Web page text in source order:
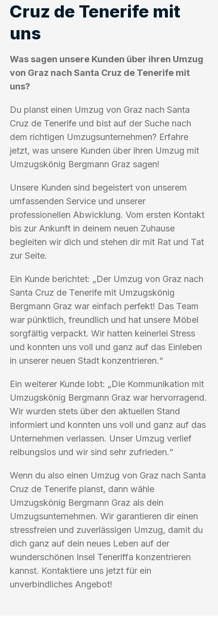
Cruz de Tenerife mit
uns
Was sagen unsere Kunden über ihren Umzug
von Graz nach Santa Cruz de Tenerife mit
uns?
Du planst einen Umzug von Graz nach Santa
Cruz de Tenerife und bist auf der Suche nach
dem richtigen Umzugsunternehmen? Erfahre
jetzt, was unsere Kunden über ihren Umzug mit
Umzugskönig Bergmann Graz sagen!
Unsere Kunden sind begeistert von unserem
umfassenden Service und unserer
professionellen Abwicklung. Vom ersten Kontakt
bis zur Ankunft in deinem neuen Zuhause
begleiten wir dich und stehen dir mit Rat und Tat
zur Seite.
Ein Kunde berichtet: „Der Umzug von Graz nach
Santa Cruz de Tenerife mit Umzugskönig
Bergmann Graz war einfach perfekt! Das Team
war pünktlich, freundlich und hat unsere Möbel
sorgfältig verpackt. Wir hatten keinerlei Stress
und konnten uns voll und ganz auf das Einleben
in unserer neuen Stadt konzentrieren.“
Ein weiterer Kunde lobt: „Die Kommunikation mit
Umzugskönig Bergmann Graz war hervorragend.
Wir wurden stets über den aktuellen Stand
informiert und konnten uns voll und ganz auf das
Unternehmen verlassen. Unser Umzug verlief
reibungslos und wir sind sehr zufrieden.“
Wenn du also einen Umzug von Graz nach Santa
Cruz de Tenerife planst, dann wähle
Umzugskönig Bergmann Graz als dein
Umzugsunternehmen. Wir garantieren dir einen
stressfreien und zuverlässigen Umzug, damit du
dich ganz auf dein neues Leben auf der
wunderschönen Insel Teneriffa konzentrieren
kannst. Kontaktiere uns jetzt für ein
unverbindliches Angebot!